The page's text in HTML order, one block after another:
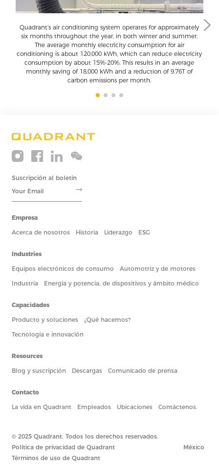
Quadrant’s air conditioning system operates for approximately
six months throughout the year, in both winter and summer.
The average monthly electricity consumption for air
conditioning is about 120,000 kWh, which can reduce electricity
consumption by about 15%-20%. This results in an average
monthly saving of 18,000 kWh and a reduction of 9.76T of
carbon emissions per month.
Innovación y excelencia
Permitir a los empleados utilizar y desarrollar el conocimiento, la
excelencia, la experiencia y la creatividad en la mayor medida
posible.
Crecimiento y desarrollo
Fomentar, motivar y apoyar a través de Quadrant.
Inclusión y diversidad
Garantizar un lugar de trabajo inclusivo y diverso para todos.
Suscripción al boletín
Empresa
Acerca de nosotros
Historia Liderazgo ESG
Industries
Equipos electrónicos de consumo
Automotriz y de motores
Industria
Energía y potencia, de dispositivos y ámbito médico
Capacidades
Producto y soluciones
¿Qué hacemos?
Tecnología e innovación
Resources
Blog y suscripción
Descargas Comunicado de prensa
Contacto
La vida en Quadrant
Empleados Ubicaciones Contáctenos.
© 2025 Quadrant. Todos los derechos reservados.
Política de privacidad de Quadrant
Términos de uso de Quadrant
México